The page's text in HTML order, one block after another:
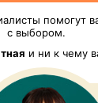
помогут
с выбором.
и ни к чему